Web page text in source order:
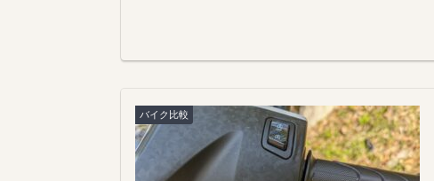
バイク比較